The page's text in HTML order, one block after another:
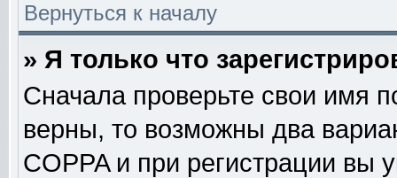
Вернуться к началу
» Я только что
Сначала проверьте свои имя
верны, то возможны два
COPPA и при регистрации вы